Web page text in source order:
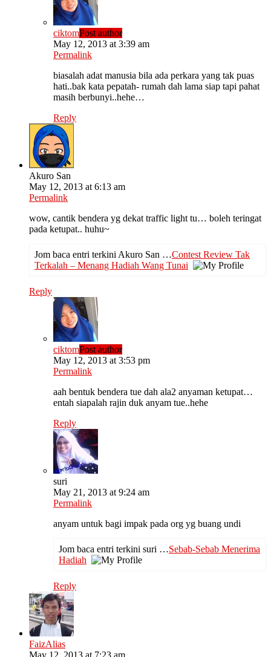
ciktomPost author
May 12, 2013 at 3:39 am
Permalink
biasalah adat manusia bila ada perkara yang tak puas
hati..bak kata pepatah- rumah dah lama siap tapi pahat
masih berbunyi..hehe…
Reply
Akuro San
May 12, 2013 at 6:13 am
Permalink
wow, cantik bendera yg dekat traffic light tu… boleh teringat
pada ketupat.. huhu~
Jom baca entri terkini Akuro San …Contest Review Tak
Terkalah – Menang Hadiah Wang Tunai
Reply
ciktomPost author
May 12, 2013 at 3:53 pm
Permalink
aah bentuk bendera tue dah ala2 anyaman ketupat…
entah siapalah rajin duk anyam tue..hehe
Reply
suri
May 21, 2013 at 9:24 am
Permalink
anyam untuk bagi impak pada org yg buang undi
Jom baca entri terkini suri …Sebab-Sebab Menerima
Hadiah
Reply
FaizAlias